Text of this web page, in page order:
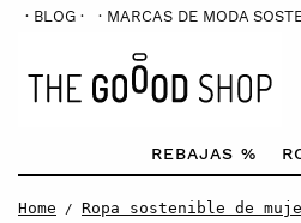
· BLOG · · MARCAS DE MODA
REBAJAS %
Home / Ropa sostenible de